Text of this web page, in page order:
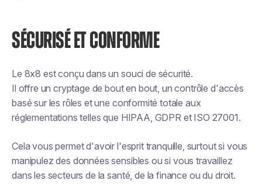
SÉCURISÉ ET CONFORME
Le 8x8 est conçu dans un souci de sécurité.
Il offre un cryptage de bout en bout, un contrôle d'accès
basé sur les rôles et une conformité totale aux
réglementations telles que HIPAA, GDPR et ISO 27001.
Cela vous permet d'avoir l'esprit tranquille, surtout si vous
manipulez des données sensibles ou si vous travaillez
dans les secteurs de la santé, de la finance ou du droit.